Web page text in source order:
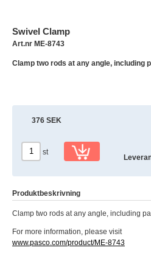
Swivel Clamp
Art.nr ME-8743
Clamp two rods at any angle, including
376 SEK
st
Produktbeskrivning
Clamp two rods at any angle, including
For more information, please visit
www.pasco.com/product/ME-8743